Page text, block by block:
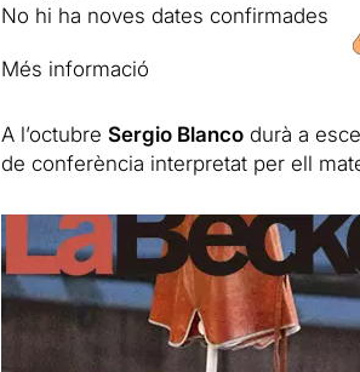
No hi ha noves dates confirmades
Més informació
A l’octubre Sergio Blancodurà a
de conferència interpretat per ell